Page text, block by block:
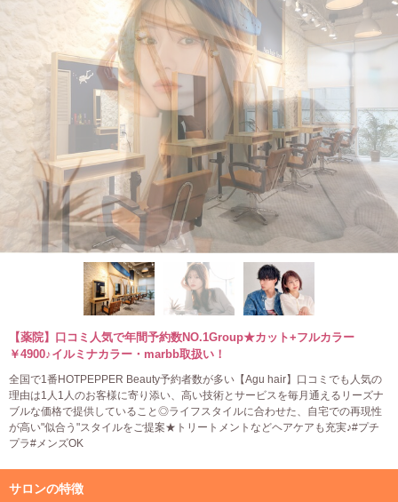
【薬院】口コミ人気で年間予約数NO.1Group★カット+フルカラー
￥4900♪イルミナカラー・marbb取扱い！
全国で1番HOTPEPPER Beauty予約者数が多い【Agu hair】口コミでも人気の
理由は1人1人のお客様に寄り添い、高い技術とサービスを毎月通えるリーズナ
ブルな価格で提供していること◎ライフスタイルに合わせた、自宅での再現性
が高い"似合う"スタイルをご提案★トリートメントなどヘアケアも充実♪#プチ
プラ#メンズOK
サロンの特徴